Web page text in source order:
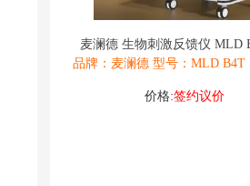
品牌：麦澜德 型号：MLD B4T
价格:签约议价